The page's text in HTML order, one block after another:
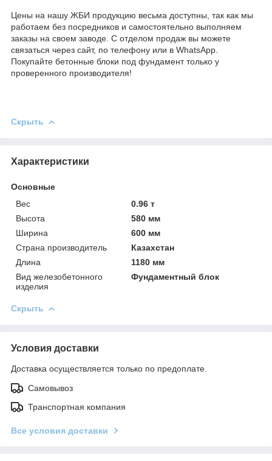
Цены на нашу ЖБИ продукцию весьма доступны, так как мы
работаем без посредников и самостоятельно выполняем
заказы на своем заводе. С отделом продаж вы можете
связаться через сайт, по телефону или в WhatsApp.
Покупайте бетонные блоки под фундамент только у
проверенного производителя!
Скрыть
Характеристики
Основные
Вес
0.96 т
Высота
580 мм
Ширина
600 мм
Страна производитель
Казахстан
Длина
1180 мм
Вид железобетонного
изделия
Фундаментный блок
Скрыть
Условия доставки
Доставка осуществляется только по предоплате.
Самовывоз
Транспортная компания
Все условия доставки